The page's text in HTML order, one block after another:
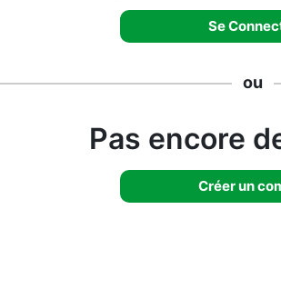
ou
Pas encore
Créer un